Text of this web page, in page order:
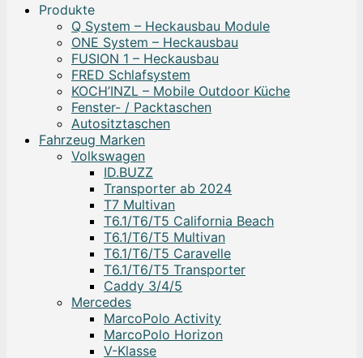
Produkte
Q System – Heckausbau Module
ONE System – Heckausbau
FUSION 1 – Heckausbau
FRED Schlafsystem
KOCH’INZL – Mobile Outdoor Küche
Fenster- / Packtaschen
Autositztaschen
Fahrzeug Marken
Volkswagen
ID.BUZZ
Transporter ab 2024
T7 Multivan
T6.1/T6/T5 California Beach
T6.1/T6/T5 Multivan
T6.1/T6/T5 Caravelle
T6.1/T6/T5 Transporter
Caddy 3/4/5
Mercedes
MarcoPolo Activity
MarcoPolo Horizon
V-Klasse